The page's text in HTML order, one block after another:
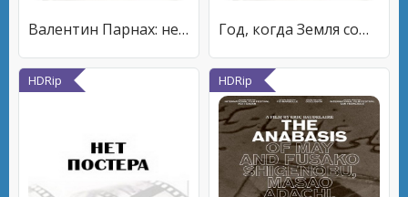
Валентин Парнах: не здесь и не теперь Год, когда Земля сошла с ума
HDRip HDRip